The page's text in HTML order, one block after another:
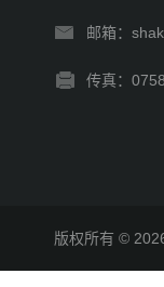
邮箱：
传真：
版权所有 ©